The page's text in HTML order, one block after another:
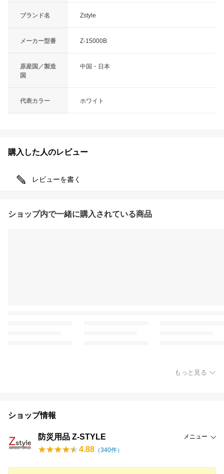
ブランド名 Zstyle
メーカー型番 Z-15000B
原産国／製造
国
中国・日本
代表カラー ホワイト
購入した人のレビュー
レビューを書く
ショップ内で一緒に購入されている商品
もっと見る
ショップ情報
防災用品 Z-STYLE メニュー
4.88 （340件）